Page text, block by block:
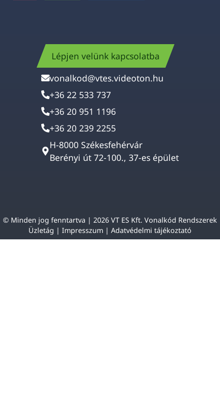
Lépjen velünk kapcsolatba
vonalkod@vtes.videoton.hu
+36 22 533 737
+36 20 951 1196
+36 20 239 2255
H-8000 Székesfehérvár
Berényi út 72-100., 37-es épület
© Minden jog fenntartva | 2026 VT ES Kft. Vonalkód Rendszerek
Üzletág | Impresszum | Adatvédelmi tájékoztató